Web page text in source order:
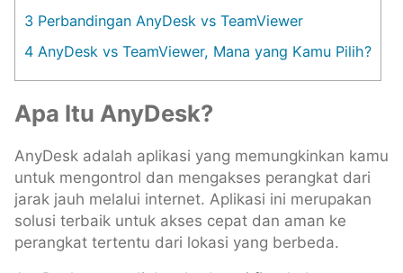
3 Perbandingan AnyDesk vs TeamViewer
4 AnyDesk vs TeamViewer, Mana yang Kamu Pilih?
Apa Itu AnyDesk?
AnyDesk adalah aplikasi yang memungkinkan kamu
untuk mengontrol dan mengakses perangkat dari
jarak jauh melalui internet. Aplikasi ini merupakan
solusi terbaik untuk akses cepat dan aman ke
perangkat tertentu dari lokasi yang berbeda.